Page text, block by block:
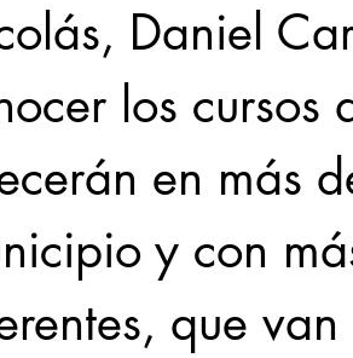
Daniel
los
en más
y con
que